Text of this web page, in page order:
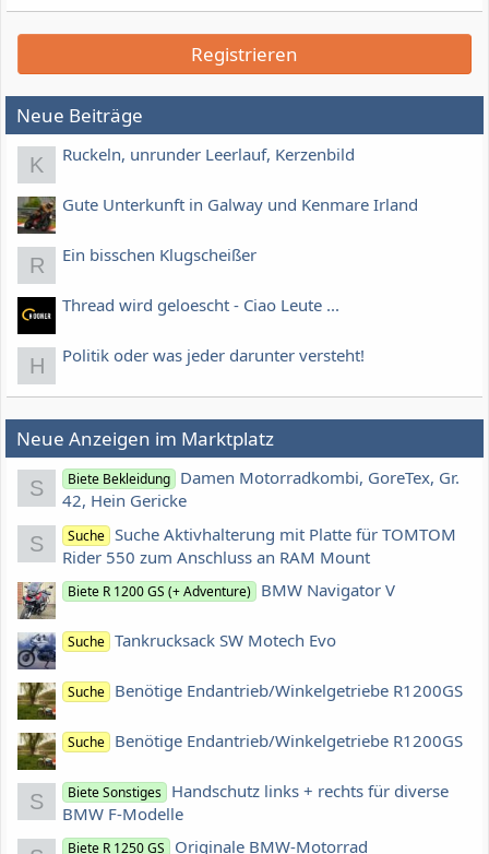
Registrieren
Neue Beiträge
K Ruckeln, unrunder Leerlauf, Kerzenbild
Gute Unterkunft in Galway und Kenmare Irland
R Ein bisschen Klugscheißer
Thread wird geloescht - Ciao Leute ...
H Politik oder was jeder darunter versteht!
Neue Anzeigen im Marktplatz
S Biete Bekleidung Damen Motorradkombi, GoreTex, Gr.
42, Hein Gericke
S Suche Suche Aktivhalterung mit Platte für TOMTOM
Rider 550 zum Anschluss an RAM Mount
Biete R 1200 GS (+ Adventure) BMW Navigator V
Suche Tankrucksack SW Motech Evo
Suche Benötige Endantrieb/Winkelgetriebe R1200GS
Suche Benötige Endantrieb/Winkelgetriebe R1200GS
S Biete Sonstiges Handschutz links + rechts für diverse
BMW F-Modelle
Biete R 1250 GS
Originale BMW-Motorrad